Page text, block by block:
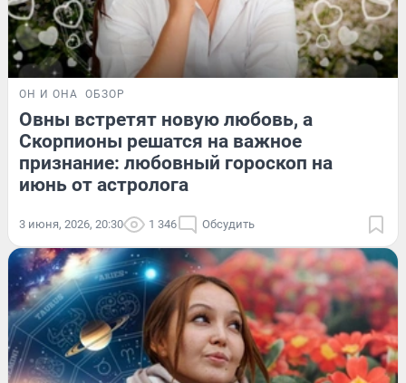
ОН И ОНА ОБЗОР
Овны встретят новую любовь, а
Скорпионы решатся на важное
признание: любовный гороскоп на
июнь от астролога
3 июня, 2026, 20:30 1 346 Обсудить